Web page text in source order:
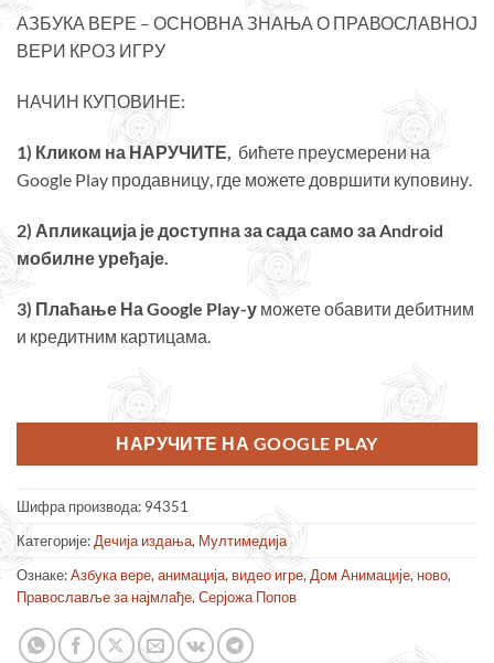
АЗБУКА ВЕРЕ – ОСНОВНА ЗНАЊА О ПРАВОСЛАВНОЈ
ВЕРИ КРОЗ ИГРУ
НАЧИН КУПОВИНЕ:
1) Кликом на НАРУЧИТЕ, бићете преусмерени на
Google Play продавницу, где можете довршити куповину.
2) Апликација је доступна за сада само за Android
мобилне уређаје.
3) Плаћање На Google Play-у можете обавити дебитним
и кредитним картицама.
НАРУЧИТЕ НА GOOGLE PLAY
Шифра производа: 94351
Категорије: Дечија издања, Мултимедија
Ознаке:Азбука вере, анимација, видео игре, Дом Анимације, ново,
Православље за најмлађе, Серјожа Попов